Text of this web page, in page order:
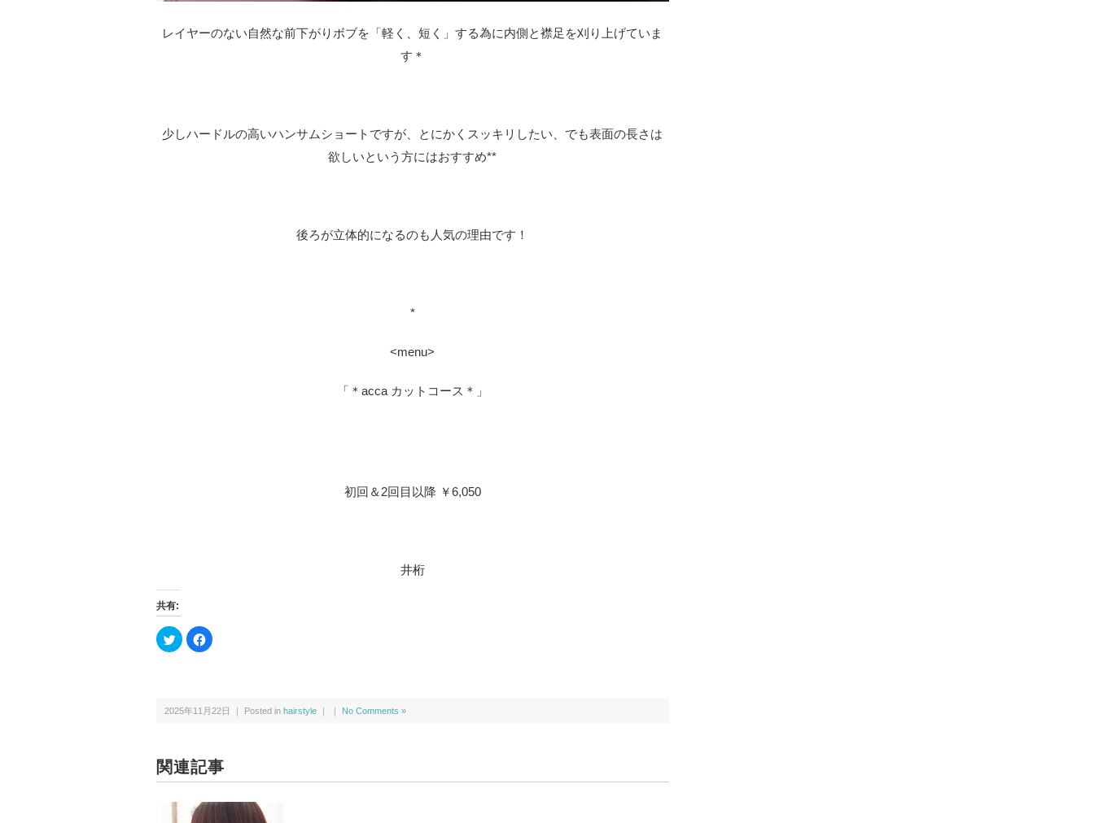
レイヤーのない自然な前下がりボブを「軽く、短く」する為に内側と襟足を刈り上げていま
す＊
少しハードルの高いハンサムショートですが、とにかくスッキリしたい、でも表面の長さは
欲しいという方にはおすすめ**
後ろが立体的になるのも人気の理由です！
*
<menu>
「 ＊acca カットコース＊ 」
初回＆2回目以降 ￥6,050
井桁
共有:
ク
リ
w
i
で
共
有
し
F
a
k
で
に
は
ク
ッ
2025年11月22日 ｜ Posted in hairstyle ｜ ｜ No Comments »
関連記事